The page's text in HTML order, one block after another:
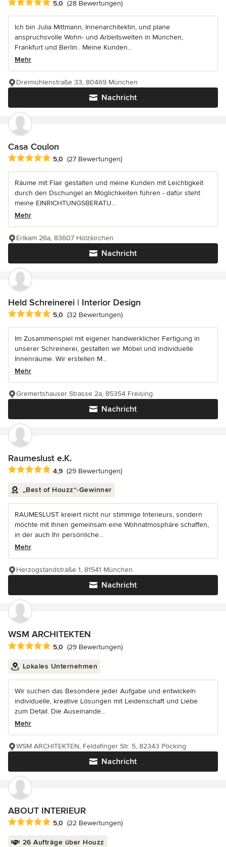
Durchschnittliche Bewertung: 5 von 5 Sternen
5,0 (28 Bewertungen)
Ich bin Julia Mittmann, Innenarchitektin, und plane
anspruchsvolle Wohn- und Arbeitswelten in München,
Frankfurt und Berlin.. Meine Kunden...
Mehr
Nachricht
Dreimühlenstraße 33, 80469 München
Casa Coulon
Durchschnittliche Bewertung: 5 von 5 Sternen
5,0 (27 Bewertungen)
Räume mit Flair gestalten und meine Kunden mit Leichtigkeit
durch den Dschungel an Möglichkeiten führen - dafür steht
meine EINRICHTUNGSBERATU...
Mehr
Nachricht
Erlkam 26a, 83607 Holzkirchen
Held Schreinerei | Interior Design
Durchschnittliche Bewertung: 5 von 5 Sternen
5,0 (32 Bewertungen)
Im Zusammenspiel mit eigener handwerklicher Fertigung in
unserer Schreinerei, gestalten wir Möbel und individuelle
Innenräume. Wir erstellen M...
Mehr
Nachricht
Gremertshauser Strasse 2a, 85354 Freising
Raumeslust e.K.
Durchschnittliche Bewertung: 4.9 von 5 Sternen
4,9 (29 Bewertungen)
„Best of Houzz“-Gewinner
RAUMESLUST kreiert nicht nur stimmige Interieurs, sondern
möchte mit Ihnen gemeinsam eine Wohnatmosphäre schaffen,
in der auch Ihr persönliche...
Mehr
Nachricht
Herzogstandstraße 1, 81541 München
WSM ARCHITEKTEN
Durchschnittliche Bewertung: 5 von 5 Sternen
5,0 (29 Bewertungen)
Lokales Unternehmen
Wir suchen das Besondere jeder Aufgabe und entwickeln
individuelle, kreative Lösungen mit Leidenschaft und Liebe
zum Detail. Die Auseinande...
Mehr
Nachricht
WSM ARCHITEKTEN, Feldafinger Str. 5, 82343 Pöcking
ABOUT INTERIEUR
Durchschnittliche Bewertung: 5 von 5 Sternen
5,0 (22 Bewertungen)
26 Aufträge über Houzz